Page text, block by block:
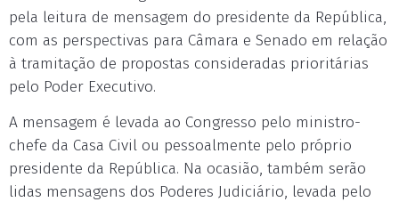
pela leitura de mensagem do presidente da República,
com as perspectivas para Câmara e Senado em relação
à tramitação de propostas consideradas prioritárias
pelo Poder Executivo.
A mensagem é levada ao Congresso pelo ministro-
chefe da Casa Civil ou pessoalmente pelo próprio
presidente da República. Na ocasião, também serão
lidas mensagens dos Poderes Judiciário, levada pelo